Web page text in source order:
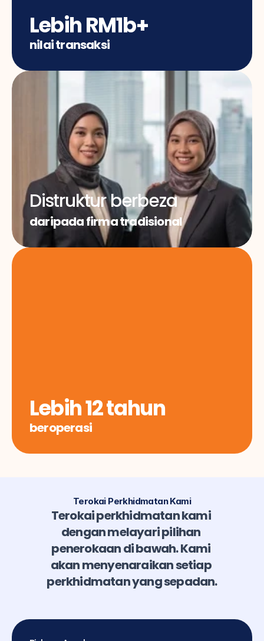
Lebih RM1b+
nilai transaksi
Lebih 12 tahun
beroperasi
Distruktur berbeza
daripada firma tradisional
Terokai Perkhidmatan Kami
Terokai perkhidmatan kami
dengan melayari pilihan
penerokaan di bawah. Kami
akan menyenaraikan setiap
perkhidmatan yang sepadan.